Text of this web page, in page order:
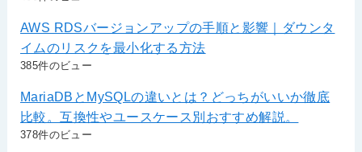
AWS RDSバージョンアップの手順と影響｜ダウンタ
イムのリスクを最小化する方法
385件のビュー
MariaDBとMySQLの違いとは？どっちがいいか徹底
比較。互換性やユースケース別おすすめ解説。
378件のビュー